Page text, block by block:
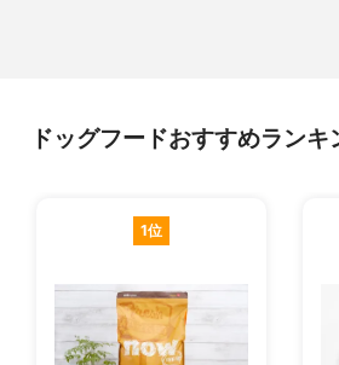
麹菌、糸状
3.0％以上
ドッグフードおすすめランキ
1位